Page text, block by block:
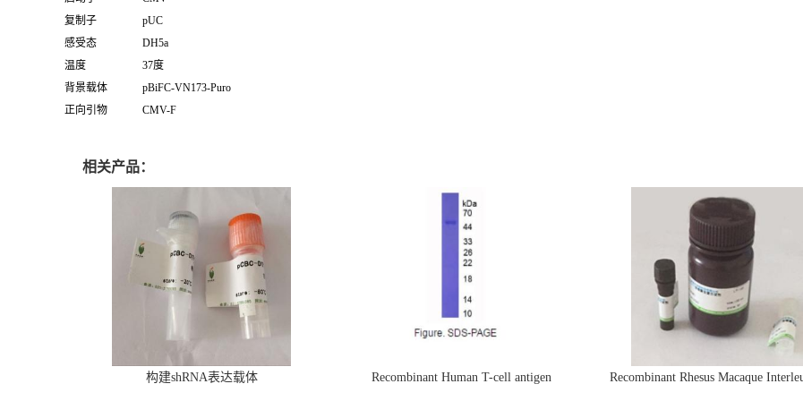
复制子
pUC
感受态
DH5a
温度
37度
背景载体
pBiFC-VN173-Puro
正向引物
CMV-F
相关产品：
构建shRNA表达载体
Recombinant Human T-cell antigen
Recombinant Rhesus Macaque